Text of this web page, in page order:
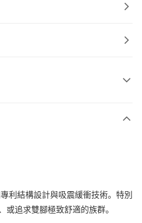
彰化商业银行
台北富邦商业银行
利結構設計與吸震緩衝技術。特別
或追求雙腳極致舒適的族群。